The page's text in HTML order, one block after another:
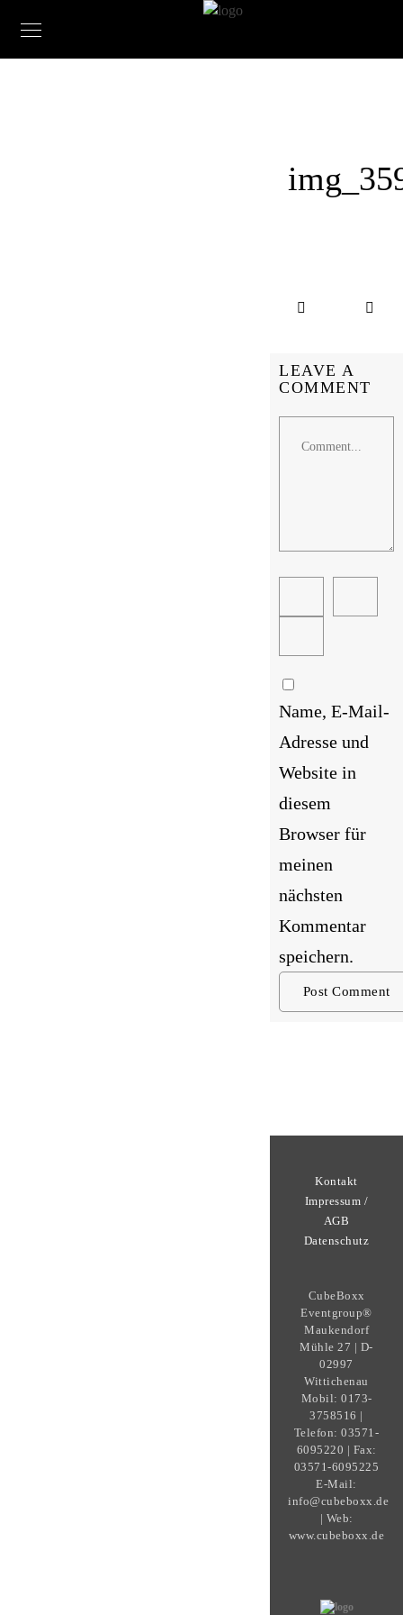
LEAVE A
COMMENT
Name, E-Mail-
Adresse und
Website in
diesem
Browser für
meinen
nächsten
Kommentar
speichern.
Kontakt
Impressum /
AGB
Datenschutz
CubeBoxx
Eventgroup®
Maukendorf
Mühle 27 | D-
02997
Wittichenau
Mobil: 0173-
3758516 |
Telefon: 03571-
6095220 | Fax:
03571-6095225
E-Mail:
info@cubeboxx.de
| Web:
www.cubeboxx.de